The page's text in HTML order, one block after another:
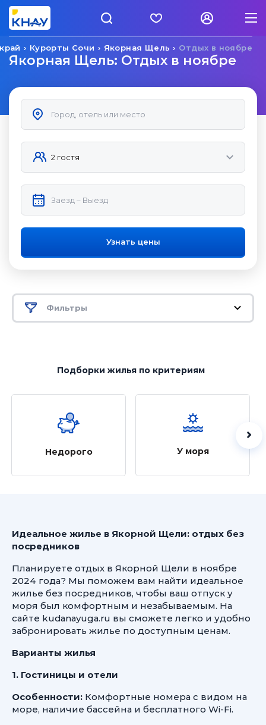
Отдых в ноябре
Якорная Щель
Курорты Сочи
Якорная Щель: Отдых в ноябре
Узнать цены
Фильтры
Подборки жильяпо критериям
Недорого У моря
Идеальное жилье в Якорной Щели: отдых без
посредников
Планируете отдых в Якорной Щели в ноябре
2024 года? Мы поможем вам найти идеальное
жилье без посредников, чтобы ваш отпуск у
моря был комфортным и незабываемым. На
сайте kudanayuga.ru вы сможете легко и удобно
забронировать жилье по доступным ценам.
Варианты жилья
1. Гостиницы и отели
Особенности: Комфортные номера с видом на
море, наличие бассейна и бесплатного Wi-Fi.